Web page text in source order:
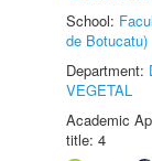
School:
de Botucatu)
Department:
VEGETAL
Academic
title: 4